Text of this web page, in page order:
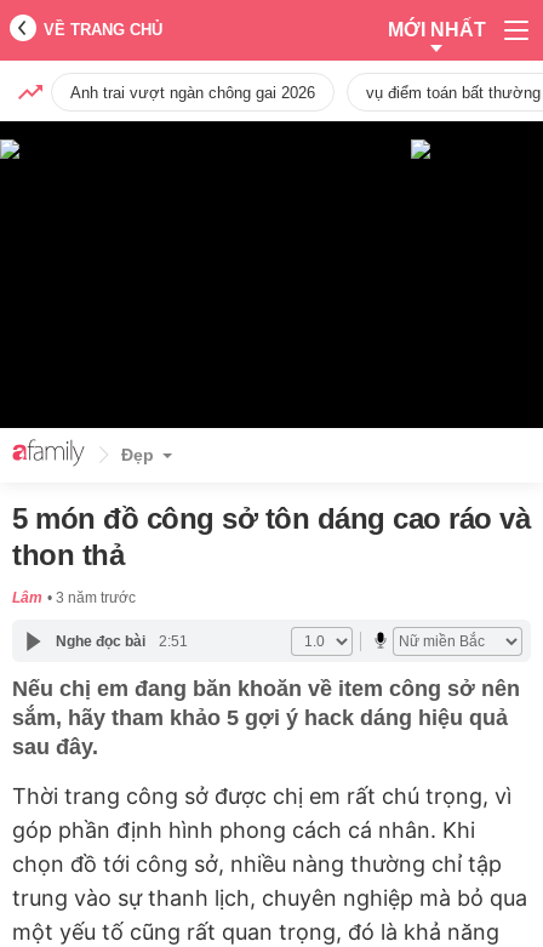
VỀ TRANG CHỦ MỚI NHẤT
Anh trai vượt ngàn chông gai 2026 vụ điểm toán bất
Đẹp
5 món đồ công sở tôn dáng cao ráo và
thon thả
Lâm 3 năm trước
Nghe đọc bài 2:51
Nếu chị em đang băn khoăn về item công sở nên
sắm, hãy tham khảo 5 gợi ý hack dáng hiệu quả
sau đây.
Thời trang công sở được chị em rất chú trọng, vì
góp phần định hình phong cách cá nhân. Khi
chọn đồ tới công sở, nhiều nàng thường chỉ tập
trung vào sự thanh lịch, chuyên nghiệp mà bỏ qua
một yếu tố cũng rất quan trọng, đó là khả năng